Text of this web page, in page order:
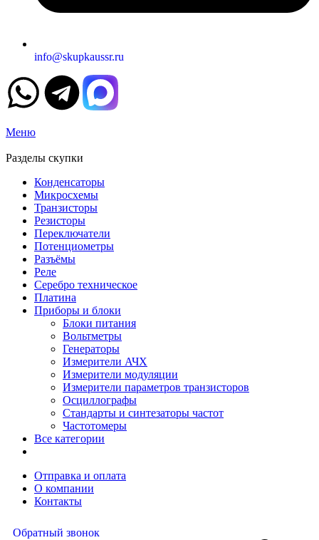
info@skupkaussr.ru
Меню
Разделы скупки
Конденсаторы
Микросхемы
Транзисторы
Резисторы
Переключатели
Потенциометры
Разъёмы
Реле
Серебро техническое
Платина
Приборы и блоки
Блоки питания
Вольтметры
Генераторы
Измерители АЧХ
Измерители модуляции
Измерители параметров транзисторов
Осциллографы
Стандарты и синтезаторы частот
Частотомеры
Все категории
Отправка и оплата
О компании
Контакты
Обратный звонок